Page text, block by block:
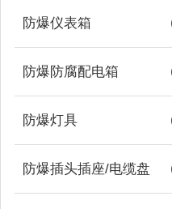
防爆仪表箱
防爆防腐配电箱
防爆灯具
防爆插头插座/电缆盘